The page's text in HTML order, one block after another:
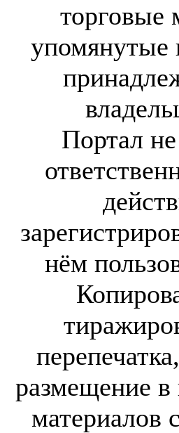
торговые
упомянутые
Портал
нём
размещение в
материалов